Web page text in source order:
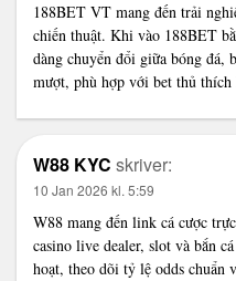
188BET VT mang đến trải
chiến thuật. Khi vào 188BET
dàng chuyển đổi giữa bóng đá,
mượt, phù hợp với bet thủ thích
W88 KYC skriver:
10 Jan 2026 kl. 5:59
W88 mang đến link cá cược
casino live dealer, slot và bắn
hoạt, theo dõi tỷ lệ odds